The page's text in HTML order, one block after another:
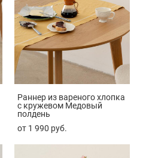
Раннер из вареного хлопка
с кружевом Медовый
полдень
от 1 990 pуб.